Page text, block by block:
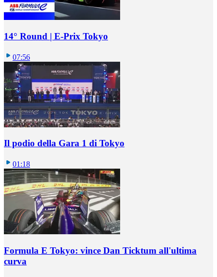
14° Round | E-Prix Tokyo
07:56
Il podio della Gara 1 di Tokyo
01:18
Formula E Tokyo: vince Dan Ticktum all'ultima
curva